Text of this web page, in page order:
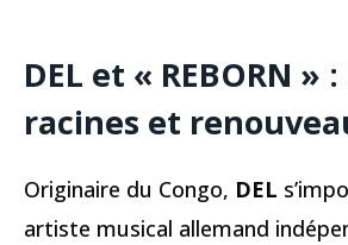
DEL et « REBORN »
racines et
Originaire du Congo, DEL
artiste musical allemand